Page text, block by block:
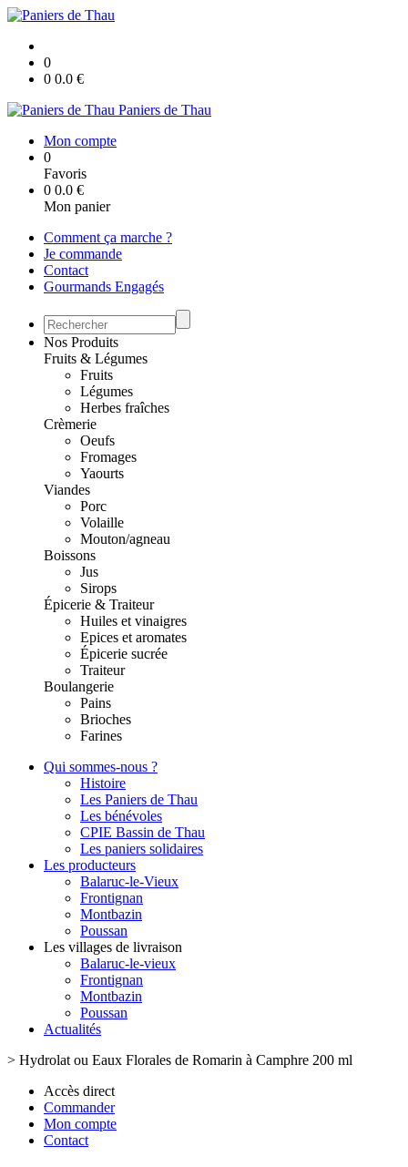
0
0 0.0 €
Paniers de Thau
Mon compte
0
Favoris
0 0.0 €
Mon panier
Comment ça marche ?
Je commande
Contact
Gourmands Engagés
Nos Produits
Fruits & Légumes
Fruits
Légumes
Herbes fraîches
Crèmerie
Oeufs
Fromages
Yaourts
Viandes
Porc
Volaille
Mouton/agneau
Boissons
Jus
Sirops
Épicerie & Traiteur
Huiles et vinaigres
Epices et aromates
Épicerie sucrée
Traiteur
Boulangerie
Pains
Brioches
Farines
Qui sommes-nous ?
Histoire
Les Paniers de Thau
Les bénévoles
CPIE Bassin de Thau
Les paniers solidaires
Les producteurs
Balaruc-le-Vieux
Frontignan
Montbazin
Poussan
Les villages de livraison
Balaruc-le-vieux
Frontignan
Montbazin
Poussan
Actualités
> Hydrolat ou Eaux Florales de Romarin à Camphre 200 ml
Accès direct
Commander
Mon compte
Contact